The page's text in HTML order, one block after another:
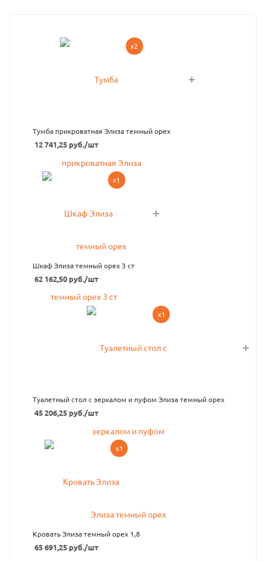
x2
Тумба прикроватная Элиза темный орех
12 741,25руб./шт
x1
Шкаф Элиза темный орех 3 ст
62 162,50руб./шт
x1
Туалетный стол с зеркалом и пуфом Элиза темный орех
45 206,25руб./шт
x1
Кровать Элиза темный орех 1,8
65 691,25руб./шт